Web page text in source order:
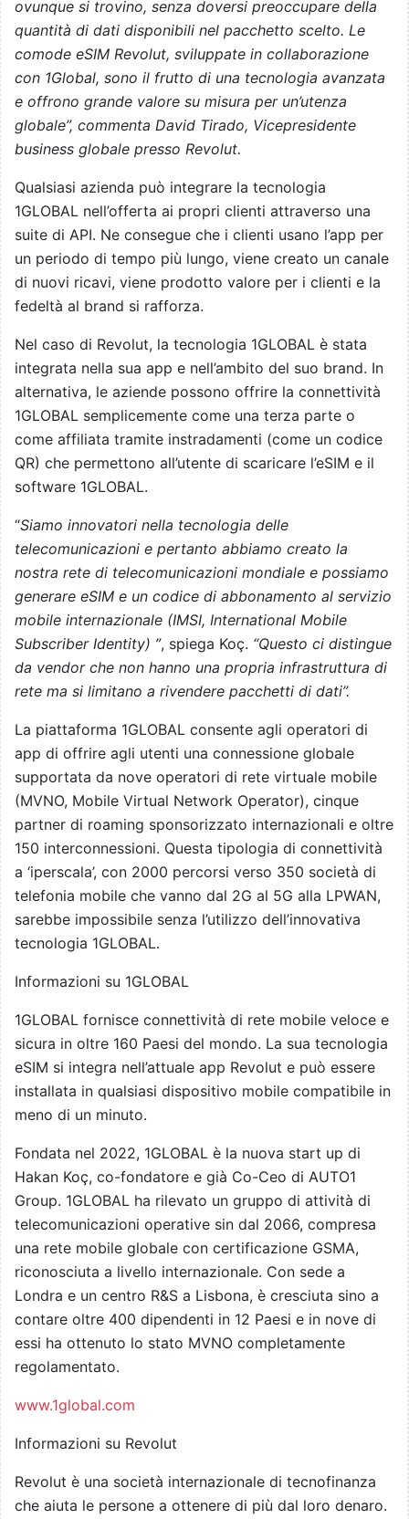
ovunque si trovino, senza doversi preoccupare della
quantità di dati disponibili nel pacchetto scelto. Le
comode eSIM Revolut, sviluppate in collaborazione
con 1Global, sono il frutto di una tecnologia avanzata
e offrono grande valore su misura per un’utenza
globale”, commenta David Tirado, Vicepresidente
business globale presso Revolut.
Qualsiasi azienda può integrare la tecnologia
1GLOBAL nell’offerta ai propri clienti attraverso una
suite di API. Ne consegue che i clienti usano l’app per
un periodo di tempo più lungo, viene creato un canale
di nuovi ricavi, viene prodotto valore per i clienti e la
fedeltà al brand si rafforza.
Nel caso di Revolut, la tecnologia 1GLOBAL è stata
integrata nella sua app e nell’ambito del suo brand. In
alternativa, le aziende possono offrire la connettività
1GLOBAL semplicemente come una terza parte o
come affiliata tramite instradamenti (come un codice
QR) che permettono all’utente di scaricare l’eSIM e il
software 1GLOBAL.
“Siamo innovatori nella tecnologia delle
telecomunicazioni e pertanto abbiamo creato la
nostra rete di telecomunicazioni mondiale e possiamo
generare eSIM e un codice di abbonamento al servizio
mobile internazionale (IMSI, International Mobile
Subscriber Identity) ”, spiega Koç. “Questo ci distingue
da vendor che non hanno una propria infrastruttura di
rete ma si limitano a rivendere pacchetti di dati”.
La piattaforma 1GLOBAL consente agli operatori di
app di offrire agli utenti una connessione globale
supportata da nove operatori di rete virtuale mobile
(MVNO, Mobile Virtual Network Operator), cinque
partner di roaming sponsorizzato internazionali e oltre
150 interconnessioni. Questa tipologia di connettività
a ‘iperscala’, con 2000 percorsi verso 350 società di
telefonia mobile che vanno dal 2G al 5G alla LPWAN,
sarebbe impossibile senza l’utilizzo dell’innovativa
tecnologia 1GLOBAL.
Informazioni su 1GLOBAL
1GLOBAL fornisce connettività di rete mobile veloce e
sicura in oltre 160 Paesi del mondo. La sua tecnologia
eSIM si integra nell’attuale app Revolut e può essere
installata in qualsiasi dispositivo mobile compatibile in
meno di un minuto.
Fondata nel 2022, 1GLOBAL è la nuova start up di
Hakan Koç, co-fondatore e già Co-Ceo di AUTO1
Group. 1GLOBAL ha rilevato un gruppo di attività di
telecomunicazioni operative sin dal 2066, compresa
una rete mobile globale con certificazione GSMA,
riconosciuta a livello internazionale. Con sede a
Londra e un centro R&S a Lisbona, è cresciuta sino a
contare oltre 400 dipendenti in 12 Paesi e in nove di
essi ha ottenuto lo stato MVNO completamente
regolamentato.
www.1global.com
Informazioni su Revolut
Revolut è una società internazionale di tecnofinanza
che aiuta le persone a ottenere di più dal loro denaro.